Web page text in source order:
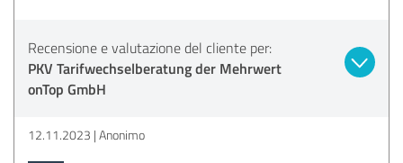
Recensione e valutazione del cliente per:
PKV Tarifwechselberatung der Mehrwert
onTop GmbH
12.11.2023 Anonimo